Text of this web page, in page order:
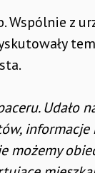
Wspólnie z
Udało
możemy